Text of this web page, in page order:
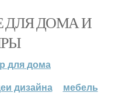
ДЛЯ ДОМА И
для дома
дизайна мебель